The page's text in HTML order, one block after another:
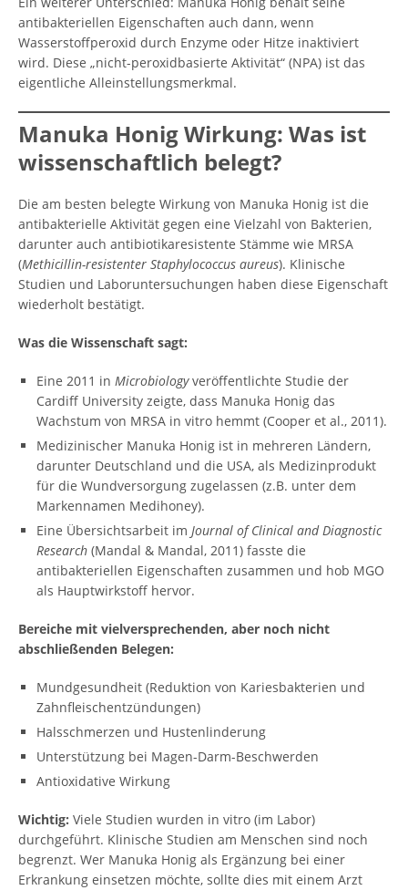
antibakteriellen Eigenschaften auch dann, wenn
Wasserstoffperoxid durch Enzyme oder Hitze inaktiviert
wird. Diese „nicht-peroxidbasierte Aktivität“ (NPA) ist das
eigentliche Alleinstellungsmerkmal.
Manuka Honig Wirkung: Was ist
wissenschaftlich belegt?
Die am besten belegte Wirkung von Manuka Honig ist die
antibakterielle Aktivität gegen eine Vielzahl von Bakterien,
darunter auch antibiotikaresistente Stämme wie MRSA
(Methicillin-resistenter Staphylococcus aureus). Klinische
Studien und Laboruntersuchungen haben diese Eigenschaft
wiederholt bestätigt.
Was die Wissenschaft sagt:
Eine 2011 in Microbiologyveröffentlichte Studie der
Cardiff University zeigte, dass Manuka Honig das
Wachstum von MRSA in vitro hemmt (Cooper et al., 2011).
Medizinischer Manuka Honig ist in mehreren Ländern,
darunter Deutschland und die USA, als Medizinprodukt
für die Wundversorgung zugelassen (z.B. unter dem
Markennamen Medihoney).
Eine Übersichtsarbeit im Journal of Clinical and Diagnostic
Research (Mandal & Mandal, 2011) fasste die
antibakteriellen Eigenschaften zusammen und hob MGO
als Hauptwirkstoff hervor.
Bereiche mit vielversprechenden, aber noch nicht
abschließenden Belegen:
Mundgesundheit (Reduktion von Kariesbakterien und
Zahnfleischentzündungen)
Halsschmerzen und Hustenlinderung
Unterstützung bei Magen-Darm-Beschwerden
Antioxidative Wirkung
Wichtig: Viele Studien wurden in vitro (im Labor)
durchgeführt. Klinische Studien am Menschen sind noch
begrenzt. Wer Manuka Honig als Ergänzung bei einer
Erkrankung einsetzen möchte, sollte dies mit einem Arzt